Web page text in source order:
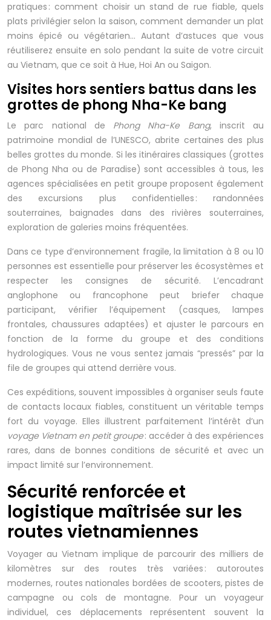
pratiques : comment choisir un stand de rue fiable, quels
plats privilégier selon la saison, comment demander un plat
moins épicé ou végétarien… Autant d’astuces que vous
réutiliserez ensuite en solo pendant la suite de votre circuit
au Vietnam, que ce soit à Hue, Hoi An ou Saigon.
Visites hors sentiers battus dans les
grottes de phong Nha-Ke bang
Le parc national de Phong Nha-Ke Bang, inscrit au
patrimoine mondial de l’UNESCO, abrite certaines des plus
belles grottes du monde. Si les itinéraires classiques (grottes
de Phong Nha ou de Paradise) sont accessibles à tous, les
agences spécialisées en petit groupe proposent également
des excursions plus confidentielles : randonnées
souterraines, baignades dans des rivières souterraines,
exploration de galeries moins fréquentées.
Dans ce type d’environnement fragile, la limitation à 8 ou 10
personnes est essentielle pour préserver les écosystèmes et
respecter les consignes de sécurité. L’encadrant
anglophone ou francophone peut briefer chaque
participant, vérifier l’équipement (casques, lampes
frontales, chaussures adaptées) et ajuster le parcours en
fonction de la forme du groupe et des conditions
hydrologiques. Vous ne vous sentez jamais “pressés” par la
file de groupes qui attend derrière vous.
Ces expéditions, souvent impossibles à organiser seuls faute
de contacts locaux fiables, constituent un véritable temps
fort du voyage. Elles illustrent parfaitement l’intérêt d’un
voyage Vietnam en petit groupe: accéder à des expériences
rares, dans de bonnes conditions de sécurité et avec un
impact limité sur l’environnement.
Sécurité renforcée et
logistique maîtrisée sur les
routes vietnamiennes
Voyager au Vietnam implique de parcourir des milliers de
kilomètres sur des routes très variées : autoroutes
modernes, routes nationales bordées de scooters, pistes de
campagne ou cols de montagne. Pour un voyageur
individuel, ces déplacements représentent souvent la